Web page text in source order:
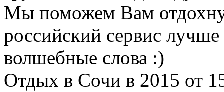
Мы поможем Вам
российский сервис
волшебные слова :)
Отдых в Сочи в 2015 от